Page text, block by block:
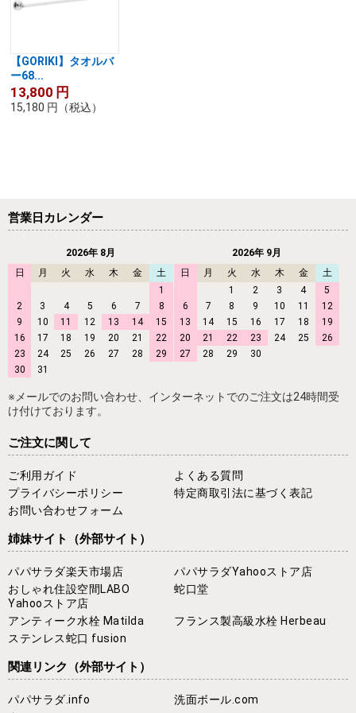
【GORIKI】タオルバ
ー68...
13,800 円
15,180 円 （税込）
営業日カレンダー
2026年 8月
日
月 火 水 木 金
土
1
2
3 4 5 6 7
8
9
10 11 12 13 14
15
16
17 18 19 20 21
22
23
24 25 26 27 28
29
30
31
2026年 9月
日
月 火 水 木 金
土
1
2 3 4
5
6
7 8 9 10 11
12
13
14 15 16 17 18
19
20
21 22 23 24 25
26
27
28 29 30
※メールでのお問い合わせ、インターネットでのご注文は24時間受
け付けております。
ご注文に関して
ご利用ガイド
よくある質問
プライバシーポリシー
特定商取引法に基づく表記
お問い合わせフォーム
姉妹サイト （外部サイト）
パパサラダ楽天市場店
パパサラダYahooストア店
おしゃれ住設空間LABO
Yahooストア店
蛇口堂
アンティーク水栓 Matilda
フランス製高級水栓 Herbeau
ステンレス蛇口 fusion
関連リンク （外部サイト）
パパサラダ.info
洗面ボール.com